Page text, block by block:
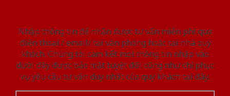
Nhập thông tin để nhận được tư vấn miễn phí qua
điện thoại / email/ tại văn phòng hoặc tại nhà quý
khách. Chúng tôi cam kết mọi thông tin nhập vào
dưới đây được bảo mật tuyệt đối cũng như chỉ phục
vụ yêu cầu tư vấn duy nhất của quý khách tại đây.